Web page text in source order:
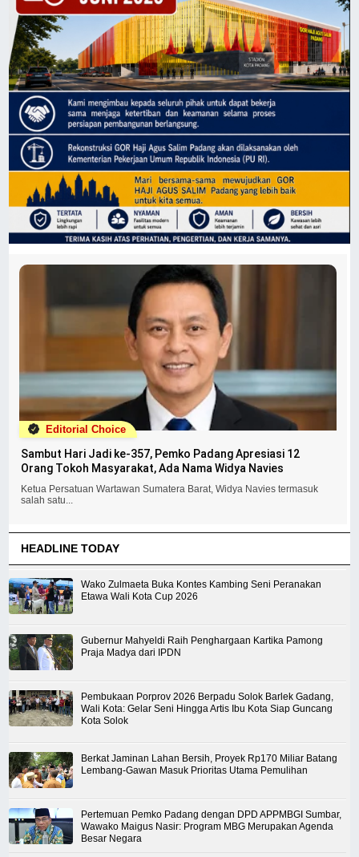
Editorial Choice
Sambut Hari Jadi ke-357, Pemko Padang Apresiasi 12
Orang Tokoh Masyarakat, Ada Nama Widya Navies
Ketua Persatuan Wartawan Sumatera Barat, Widya Navies termasuk
salah satu...
HEADLINE TODAY
Wako Zulmaeta Buka Kontes Kambing Seni Peranakan
Etawa Wali Kota Cup 2026
Gubernur Mahyeldi Raih Penghargaan Kartika Pamong
Praja Madya dari IPDN
Pembukaan Porprov 2026 Berpadu Solok Barlek Gadang,
Wali Kota: Gelar Seni Hingga Artis Ibu Kota Siap Guncang
Kota Solok
Berkat Jaminan Lahan Bersih, Proyek Rp170 Miliar Batang
Lembang-Gawan Masuk Prioritas Utama Pemulihan
Pertemuan Pemko Padang dengan DPD APPMBGI Sumbar,
Wawako Maigus Nasir: Program MBG Merupakan Agenda
Besar Negara